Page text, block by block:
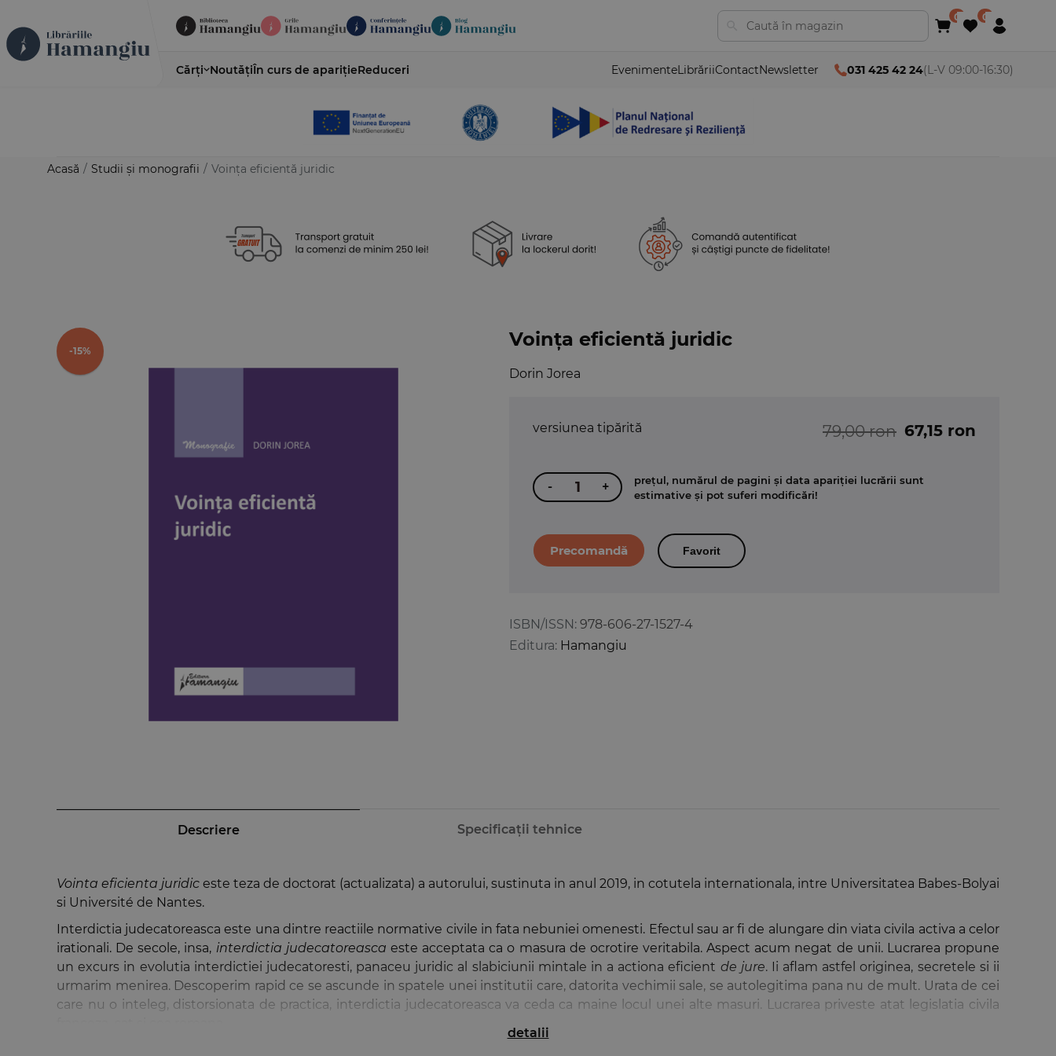
Cărți NoutățiÎn curs de aparițieReduceri EvenimenteLibrăriiContactNewsletter 031 425 42 24(L-V 09:00-16:30)
Acasă / Studii și monografii / Voința eficientă juridic
-15%
Voința eficientă juridic
Dorin Jorea
ISBN/ISSN: 978-606-27-1527-4
Editura: Hamangiu
versiunea tipărită 79,00 ron 67,15 ron
- +
prețul, numărul de pagini și data apariției lucrării sunt
estimative și pot suferi modificări!
Favorit
Descriere Specificații tehnice
Vointa eficienta juridic este teza de doctorat (actualizata) a autorului, sustinuta in anul 2019, in cotutela internationala, intre Universitatea Babes-Bolyai
si Université de Nantes.
Interdictia judecatoreasca este una dintre reactiile normative civile in fata nebuniei omenesti. Efectul sau ar fi de alungare din viata civila activa a celor
irationali. De secole, insa, interdictia judecatoreasca este acceptata ca o masura de ocrotire veritabila. Aspect acum negat de unii. Lucrarea propune
un excurs in evolutia interdictiei judecatoresti, panaceu juridic al slabiciunii mintale in a actiona eficient de jure. Ii aflam astfel originea, secretele si ii
urmarim menirea. Descoperim rapid ce se ascunde in spatele unei institutii care, datorita vechimii sale, se autolegitima pana nu de mult. Urata de cei
care nu o inteleg, distorsionata de practica, interdictia judecatoreasca va ceda ca maine locul unei alte masuri. Lucrarea priveste atat legislatia civila
detalii